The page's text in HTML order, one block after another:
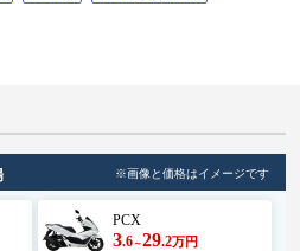
※画像と価格はイメージです
PCX
3.6～29.2万円